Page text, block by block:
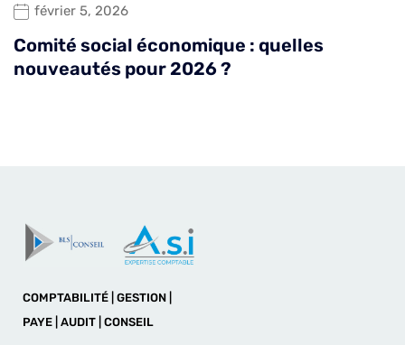
février 5, 2026
Comité social économique : quelles
nouveautés pour 2026 ?
COMPTABILITÉ | GESTION |
PAYE | AUDIT | CONSEIL